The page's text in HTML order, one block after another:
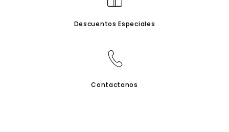
Descuentos Especiales
Contactanos